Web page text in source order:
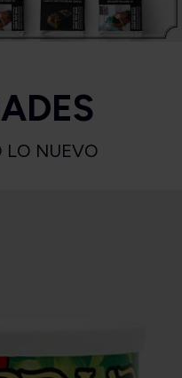
LO NUEVO